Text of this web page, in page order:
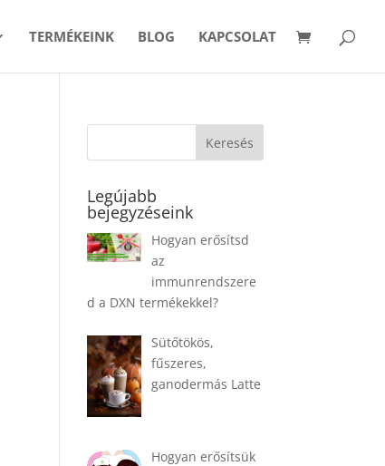
TERMÉKEINK BLOG KAPCSOLAT
Legújabb
bejegyzéseink
Hogyan erősítsd
az
immunrendszere
d a DXN termékekkel?
Sütőtökös,
fűszeres,
ganodermás Latte
Hogyan erősítsük